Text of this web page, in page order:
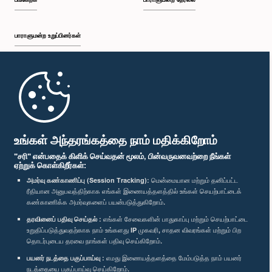
உங்கள் அந்தரங்கத்தை நாம் மதிக்கிறோம்
"சரி" என்பதைக் கிளிக் செய்வதன் மூலம், பின்வருவனவற்றை நீங்கள்
ஏற்றுக் கொள்கிறீர்கள்:
அமர்வு கண்காணிப்பு (Session Tracking): மென்மையான மற்றும் தனிப்பட்ட
ரீதியான அனுபவத்திற்காக எங்கள் இணையத்தளத்தில் உங்கள் செயற்பாட்டைக்
கண்காணிக்க அமர்வுகளைப் பயன்படுத்துகிறோம்.
தரவினைப் பதிவு செய்தல் : எங்கள் சேவைகளின் பாதுகாப்பு மற்றும் செயற்பாட்டை
உறுதிப்படுத்துவதற்காக நாம் உங்களது IP முகவரி, சாதன விவரங்கள் மற்றும் பிற
தொடர்புடைய தரவை நாங்கள் பதிவு செய்கிறோம்.
பயனர் நடத்தை பகுப்பாய்வு : எமது இணையத்தளத்தை மேம்படுத்த நாம் பயனர்
நடத்தையை பகுப்பாய்வு செய்கிறோம்.
பாராளுமன்ற உறுப்பினர்கள்
முதற்பக்கம்
பாராளுமன்ற கையடக்க செயலி
எம்மை பின்தொடர்க :
விருதுகள்
தனியுரிமைக் கொள்கை